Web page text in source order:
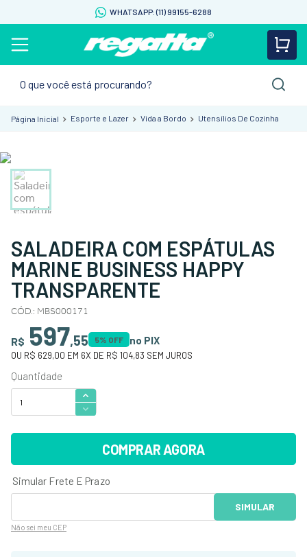
WHATSAPP: (11) 99155-6288
Esporte e Lazer Vida a Bordo Utensílios De Cozinha
SALADEIRA COM ESPÁTULAS
MARINE BUSINESS HAPPY
TRANSPARENTE
CÓD.: MBS000171
R$ 597,55 5% OFF no PIX
OU R$ 629,00 EM 6X DE R$ 104,83 SEM JUROS
COMPRAR AGORA
Não sei meu CEP